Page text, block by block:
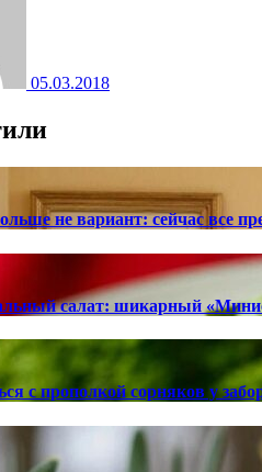
05.03.2018
не вариант: сейчас все
салат: шикарный
с прополкой сорняков у